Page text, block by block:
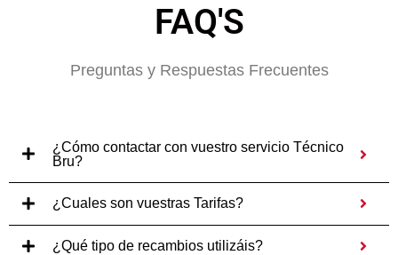
FAQ'S
Preguntas y Respuestas Frecuentes
¿Cómo contactar con vuestro servicio Técnico
Bru?
¿Cuales son vuestras Tarifas?
¿Qué tipo de recambios utilizáis?